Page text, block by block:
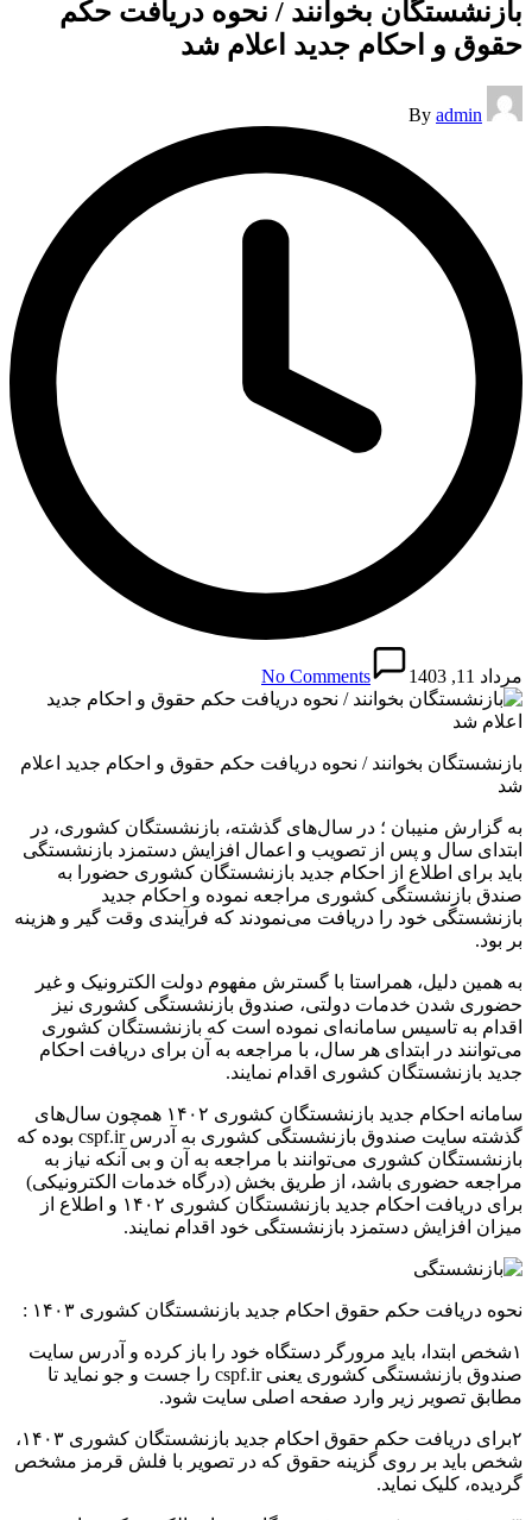
بازنشستگان بخوانند / نحوه دریافت حکم
حقوق و احکام جدید اعلام شد
Posted
by
By admin
مرداد 11, 1403 No Comments
بازنشستگان بخوانند / نحوه دریافت حکم حقوق و احکام جدید اعلام
شد
به گزارش منیبان ؛ در سال‌های گذشته، بازنشستگان کشوری، در
ابتدای سال و پس از تصویب و اعمال افزایش دستمزد بازنشستگی
باید برای اطلاع از احکام جدید بازنشستگان کشوری حضورا به
صندق بازنشستگی کشوری مراجعه نموده و احکام جدید
بازنشستگی خود را دریافت می‌نمودند که فرآیندی وقت گیر و هزینه
بر بود.
به همین دلیل، همراستا با گسترش مفهوم دولت الکترونیک و غیر
حضوری شدن خدمات دولتی، صندوق بازنشستگی کشوری نیز
اقدام به تاسیس سامانه‌ای نموده است که بازنشستگان کشوری
می‌توانند در ابتدای هر سال، با مراجعه به آن برای دریافت احکام
جدید بازنشستگان کشوری اقدام نمایند.
سامانه احکام جدید بازنشستگان کشوری ۱۴۰۲ همچون سال‌های
گذشته سایت صندوق بازنشستگی کشوری به آدرس cspf.ir بوده که
بازنشستگان کشوری می‌توانند با مراجعه به آن و بی آنکه نیاز به
مراجعه حضوری باشد، از طریق بخش (درگاه خدمات الکترونیکی)
برای دریافت احکام جدید بازنشستگان کشوری ۱۴۰۲ و اطلاع از
میزان افزایش دستمزد بازنشستگی خود اقدام نمایند.
نحوه دریافت حکم حقوق احکام جدید بازنشستگان کشوری ۱۴۰۳ :
۱شخص ابتدا، باید مرورگر دستگاه خود را باز کرده و آدرس سایت
صندوق بازنشستگی کشوری یعنی cspf.ir را جست و جو نماید تا
مطابق تصویر زیر وارد صفحه اصلی سایت شود.
۲برای دریافت حکم حقوق احکام جدید بازنشستگان کشوری ۱۴۰۳،
شخص باید بر روی گزینه حقوق که در تصویر با فلش قرمز مشخص
گردیده، کلیک نماید.